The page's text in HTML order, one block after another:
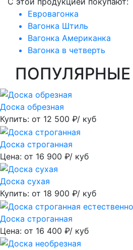
Евровагонка
Вагонка Штиль
Вагонка Американка
Вагонка в четверть
Доска обрезная
Купить: от 12 500 ₽/ куб
Доска строганная
Цена: от 16 900 ₽/ куб
Доска сухая
Купить: от 18 900 ₽/ куб
Доска строганная
Цена: от 16 400 ₽/ куб